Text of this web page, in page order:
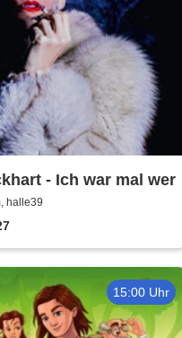
- Ich war mal wer
halle39
15:00 Uhr